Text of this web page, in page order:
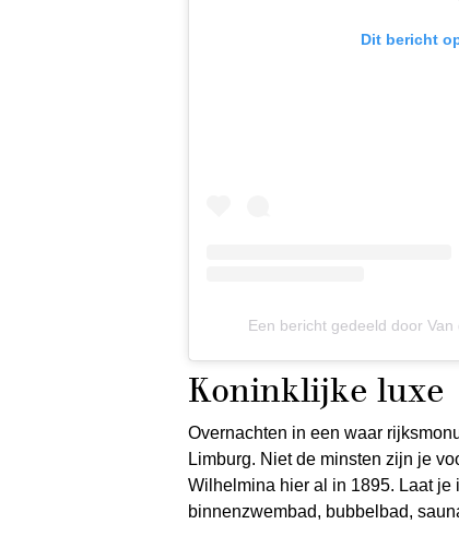
Dit bericht
Een bericht gedeeld door
Koninklijke luxe
Overnachten in een waar
Limburg. Niet de minsten zijn je
Wilhelmina hier al in 1895. Laat
binnenzwembad, bubbelbad,